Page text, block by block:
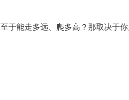
至于能走多远、爬多高？那取决于